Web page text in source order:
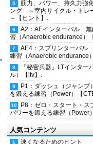
筋力、パワー、持久力強
ング ～室内サイクル・トレ
～【ヒント】.
A2：AEインターバル 無
習（Anaerobic endurance）
AE4：スプリンターバル
練習（Anaerobic endurance
「秘密兵器」LTインタ
ル）【itv】.
P1：ダッシュ（ジャン
を鍛える練習（Power）【
P8：ゼロ・スタート・
パワーを鍛える練習（Power
人気コンテンツ
速くなるためのヒント